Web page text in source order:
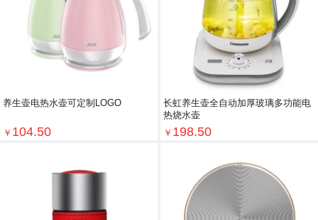
养生壶电热水壶可定制LOGO
￥ 104.50
长虹养生壶全自动加厚玻璃多功能电
热烧水壶
￥ 198.50